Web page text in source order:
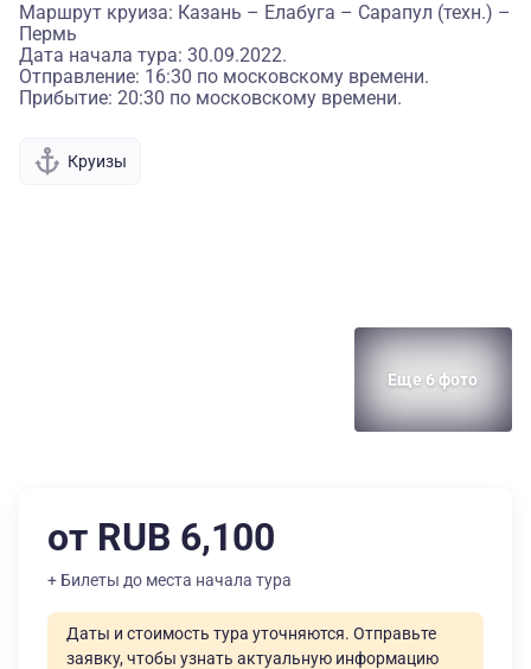
Маршрут круиза: Казань – Елабуга – Сарапул (техн.) –
Пермь
Дата начала тура: 30.09.2022.
Отправление: 16:30 по московскому времени.
Прибытие: 20:30 по московскому времени.
Круизы
Еще 6 фото
от RUB 6,100
+ Билеты до места начала тура
Даты и стоимость тура уточняются. Отправьте
заявку, чтобы узнать актуальную информацию